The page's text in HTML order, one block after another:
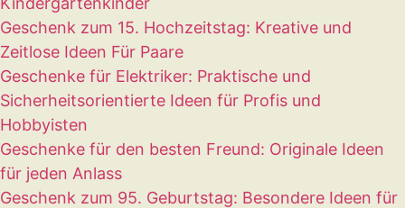
Geschenk zum 15. Hochzeitstag: Kreative und
Zeitlose Ideen Für Paare
Geschenke für Elektriker: Praktische und
Sicherheitsorientierte Ideen für Profis und
Hobbyisten
Geschenke für den besten Freund: Origina­le Ideen
für jeden Anlass
Geschenk zum 95. Geburtstag: Besondere Ideen für